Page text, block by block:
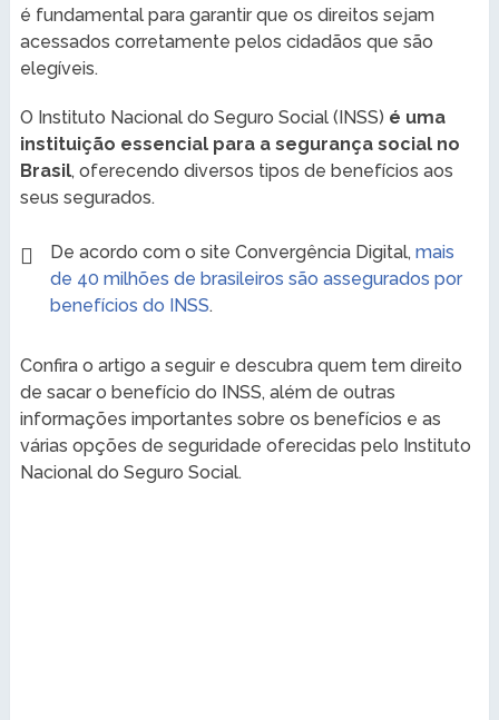
é fundamental para garantir que os direitos sejam
acessados corretamente pelos cidadãos que são
elegíveis.
O Instituto Nacional do Seguro Social (INSS) é uma
instituição essencial para a segurança social no
Brasil, oferecendo diversos tipos de benefícios aos
seus segurados.
De acordo com o site Convergência Digital, mais
de 40 milhões de brasileiros são assegurados por
benefícios do INSS.
Confira o artigo a seguir e descubra quem tem direito
de sacar o benefício do INSS, além de outras
informações importantes sobre os benefícios e as
várias opções de seguridade oferecidas pelo Instituto
Nacional do Seguro Social.